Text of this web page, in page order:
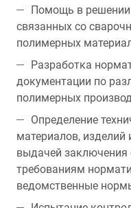
Помощь в решении
связанных со
полимерных
Разработка
документации по
полимерных
Определение
материалов, изделий
выдачей заключения
требованиям
ведомственные